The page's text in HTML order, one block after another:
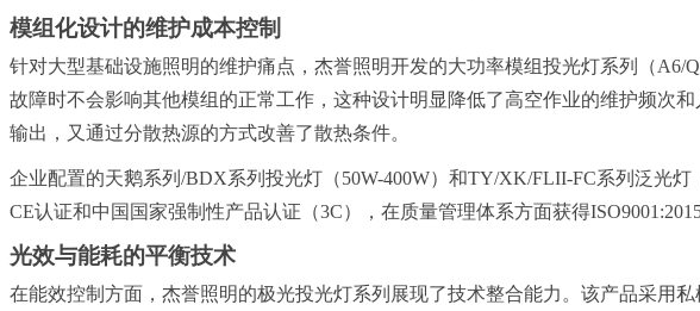
模组化设计的维护成本控制
针对大型基础设施照明的维护痛点，杰誉照明开发的大功率模组投光灯系列（A6/
故障时不会影响其他模组的正常工作，这种设计明显降低了高空作业的维护频次
输出，又通过分散热源的方式改善了散热条件。
企业配置的天鹅系列/BDX系列投光灯（50W-400W）和TY/XK/FLII-FC系列泛光
CE认证和中国国家强制性产品认证（3C），在质量管理体系方面获得
光效与能耗的平衡技术
在能效控制方面，杰誉照明的极光投光灯系列展现了技术整合能力。该产品采用